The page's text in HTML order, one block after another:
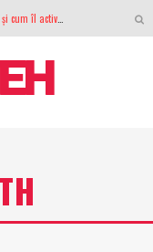
Ce este eSIM și cum îl activezi pe telefon? Ghid complet pentru Android și iPhone